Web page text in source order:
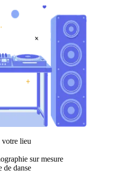
votre lieu
sur mesure
de danse